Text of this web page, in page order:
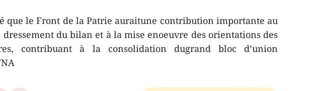
que le Front de la Patrie auraitune contribution importante au
dressement du bilan et à la mise enoeuvre des orientations des
contribuant à la consolidation dugrand bloc d’union